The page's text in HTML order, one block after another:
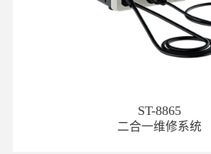
ST-8865
二合一维修系统